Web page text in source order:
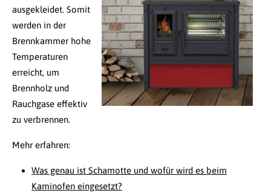
ausgekleidet. Somit
werden in der
Brennkammer hohe
Temperaturen
erreicht, um
Brennholz und
Rauchgase effektiv
zu verbrennen.
Mehr erfahren:
Was genau ist Schamotte und wofür wird es beim
Kaminofen eingesetzt?